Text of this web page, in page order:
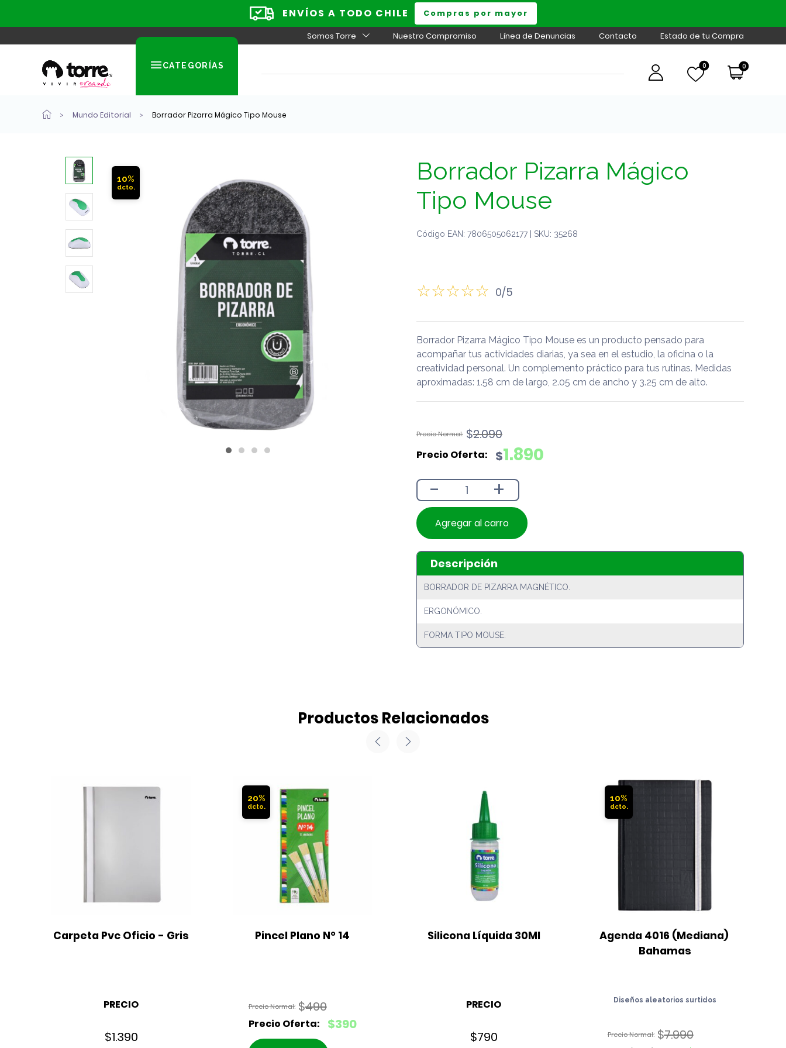
ENVÍOS A TODO CHILE Compras por mayor
Somos Torre Nuestro Compromiso Línea de Denuncias Contacto Estado de tu Compra
CATEGORÍAS 0 0
Mundo Editorial Borrador Pizarra Mágico Tipo Mouse
10%
Borrador Pizarra Mágico
Tipo Mouse
Código EAN: 7806505062177 | SKU: 35268
0/5
Borrador Pizarra Mágico Tipo Mouse es un producto pensado para
acompañar tus actividades diarias, ya sea en el estudio, la oficina o la
creatividad personal. Un complemento práctico para tus rutinas. Medidas
aproximadas: 1.58 cm de largo, 2.05 cm de ancho y 3.25 cm de alto.
$2.090
El
original
$2.090.
$1.890
El
actual
$1.890.
- +
Agregar al carro
Descripción
BORRADOR DE PIZARRA MAGNÉTICO.
ERGONÓMICO.
FORMA TIPO MOUSE.
Productos Relacionados
Carpeta Pvc Oficio - Gris
PRECIO
$1.390
20%
Pincel Plano N° 14
$490
El
precio
$390
El
Silicona Líquida 30Ml
PRECIO
$790
10%
Agenda 4016 (Mediana)
Bahamas
Diseños aleatorios surtidos
$7.990